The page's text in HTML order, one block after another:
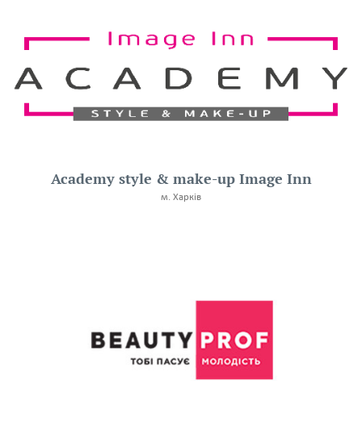
Academy style & make-up Image Inn
м. Харків